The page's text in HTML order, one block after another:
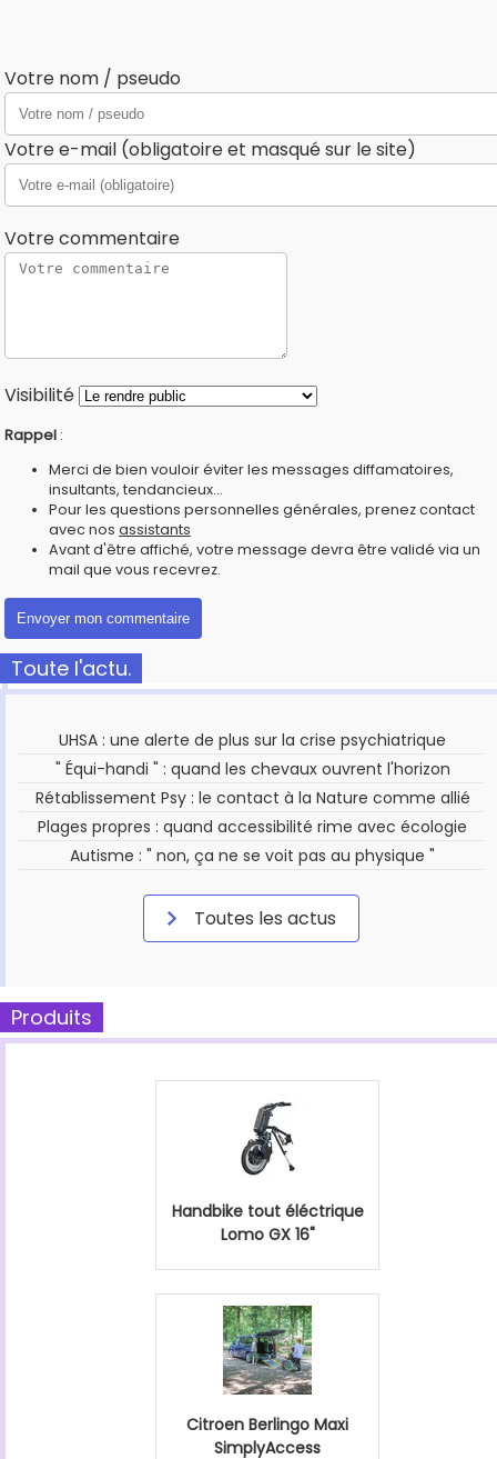
Votre nom / pseudo
Votre e-mail (obligatoire et masqué sur le site)
Votre commentaire
Visibilité
Rappel :
Merci de bien vouloir éviter les messages diffamatoires,
insultants, tendancieux...
Pour les questions personnelles générales, prenez contact
avec nos assistants
Avant d'être affiché, votre message devra être validé via un
mail que vous recevrez.
Toute l'actu.
UHSA : une alerte de plus sur la crise psychiatrique
" Équi-handi " : quand les chevaux ouvrent l'horizon
Rétablissement Psy : le contact à la Nature comme allié
Plages propres : quand accessibilité rime avec écologie
Autisme : " non, ça ne se voit pas au physique "
Toutes les actus
Produits
Handbike tout éléctrique
Lomo GX 16"
Citroen Berlingo Maxi
SimplyAccess